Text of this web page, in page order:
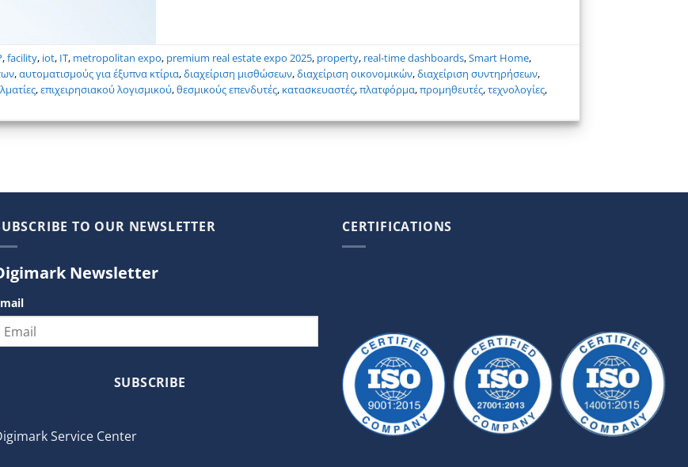
,facility, iot, IT, metropolitan expo, premium real estate expo 2025, property, real-time dashboards,Smart Home,
,αυτοματισμούς για έξυπνα κτίρια,διαχείριση μισθώσεων,διαχείριση οικονομικών,διαχείριση συντηρήσεων,
,επιχειρησιακού λογισμικού,θεσμικούς επενδυτές, κατασκευαστές,πλατφόρμα,προμηθευτές,τεχνολογίες,
TO OUR NEWSLETTER
Newsletter
SUBSCRIBE
Service Center
CERTIFICATIONS